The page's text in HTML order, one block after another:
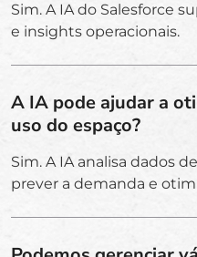
Sim. A IA do Salesforce
e insights operacionais.
A IA pode ajudar a
uso do espaço?
Sim. A IA analisa dados
prever a demanda e